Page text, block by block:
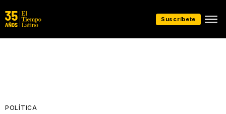
Suscríbete
POLÍTICA